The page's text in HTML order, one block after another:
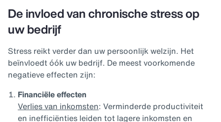
De invloed van chronische stress op
uw bedrijf
Stress reikt verder dan uw persoonlijk welzijn. Het
beïnvloedt óók uw bedrijf. De meest voorkomende
negatieve effecten zijn:
Financiële effecten
Verlies van inkomsten: Verminderde productiviteit
en inefficiënties leiden tot lagere inkomsten en